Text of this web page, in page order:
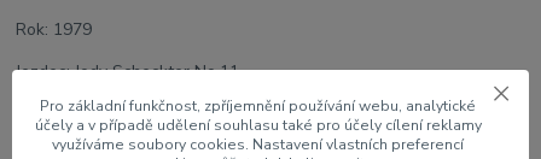
Rok: 1979
Jezdec: Jody Scheckter No.11
GP Monaco Winner
Pro základní funkčnost, zpříjemnění používání webu, analytické
účely a v případě udělení souhlasu také pro účely cílení reklamy
využíváme soubory cookies. Nastavení vlastních preferencí